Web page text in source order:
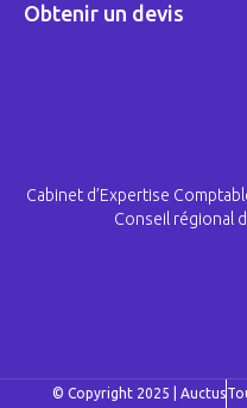
Obtenir un devis
Cabinet d’Expertise
Conseil régional
© Copyright 2025 | Auctus